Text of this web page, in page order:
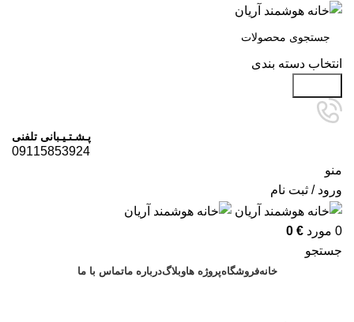
انتخاب دسته بندی
پـشـتـیـبانی تلفنی
09115853924
منو
ورود / ثبت نام
0 مورد 0 €
جستجو
خانهفروشگاهپروژه هاوبلاگدرباره ماتماس با ما